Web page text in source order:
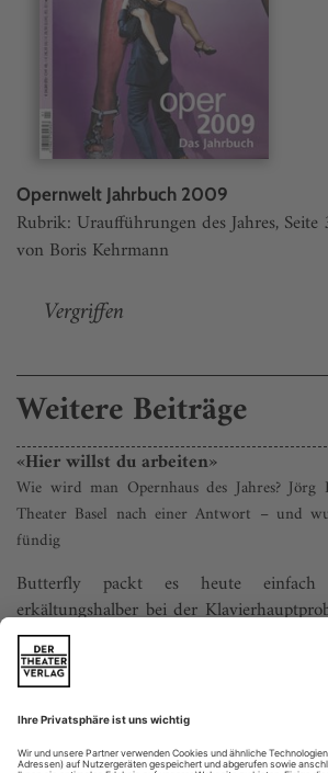
Opernwelt Jahrbuch 2009
Rubrik: Uraufführungen des Jahres, Seite
von Boris Kehrmann
Vergriffen
Weitere Beiträge
«Hier willst du arbeiten»
Wie wird man Opernhaus des Jahres? Jörg
Theater Basel nach einer ­Antwort – und
fündig
Butterfly packt es heute
erkältungshalber bei der
na gut. Aber dass sie auch noch alles
in den szenischen Proben
draufhatte, damit hatte keiner
verfolgt Jetske Mijnssen vom
Zuschauerreihen des Basler Theaters...